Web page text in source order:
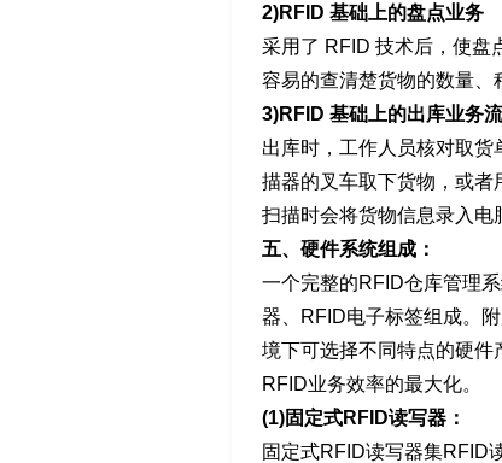
2)RFID 基础上的盘点业务
采用了 RFID 技术后，使盘
容易的查清楚货物的数量、
3)RFID 基础上的出库业务
出库时，工作人员核对取
描器的叉车取下货物，或者
扫描时会将货物信息录入电
五、硬件系统组成：
一个完整的RFID仓库管理
器、RFID电子标签组成。
境下可选择不同特点的硬
RFID业务效率的最大化。
(1)固定式RFID读写器：
固定式RFID读写器集RFID